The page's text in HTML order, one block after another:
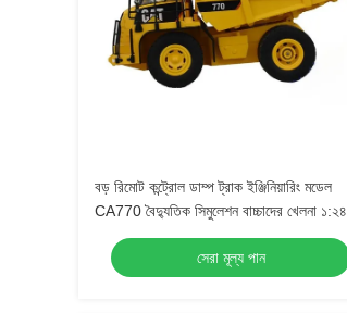
বড় রিমোট কন্ট্রোল ডাম্প ট্রাক ইঞ্জিনিয়ারিং মডেল
CA770 বৈদ্যুতিক সিমুলেশন বাচ্চাদের খেলনা ১:২৪
সেরা মূল্য পান